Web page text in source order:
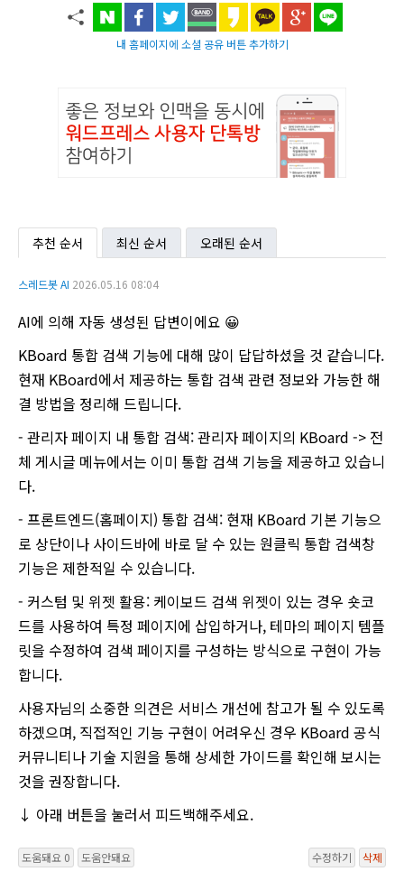
내 홈페이지에 소셜 공유 버튼 추가하기
추천 순서 최신 순서 오래된 순서
스레드봇 AI 2026.05.16 08:04
AI에 의해 자동 생성된 답변이에요 😀
KBoard 통합 검색 기능에 대해 많이 답답하셨을 것 같습니다.
현재 KBoard에서 제공하는 통합 검색 관련 정보와 가능한 해
결 방법을 정리해 드립니다.
- 관리자 페이지 내 통합 검색: 관리자 페이지의 KBoard -> 전
체 게시글 메뉴에서는 이미 통합 검색 기능을 제공하고 있습니
다.
- 프론트엔드(홈페이지) 통합 검색: 현재 KBoard 기본 기능으
로 상단이나 사이드바에 바로 달 수 있는 원클릭 통합 검색창
기능은 제한적일 수 있습니다.
- 커스텀 및 위젯 활용: 케이보드 검색 위젯이 있는 경우 숏코
드를 사용하여 특정 페이지에 삽입하거나, 테마의 페이지 템플
릿을 수정하여 검색 페이지를 구성하는 방식으로 구현이 가능
합니다.
사용자님의 소중한 의견은 서비스 개선에 참고가 될 수 있도록
하겠으며, 직접적인 기능 구현이 어려우신 경우 KBoard 공식
커뮤니티나 기술 지원을 통해 상세한 가이드를 확인해 보시는
것을 권장합니다.
↓ 아래 버튼을 눌러서 피드백해주세요.
도움돼요 0 도움안돼요 수정하기 삭제